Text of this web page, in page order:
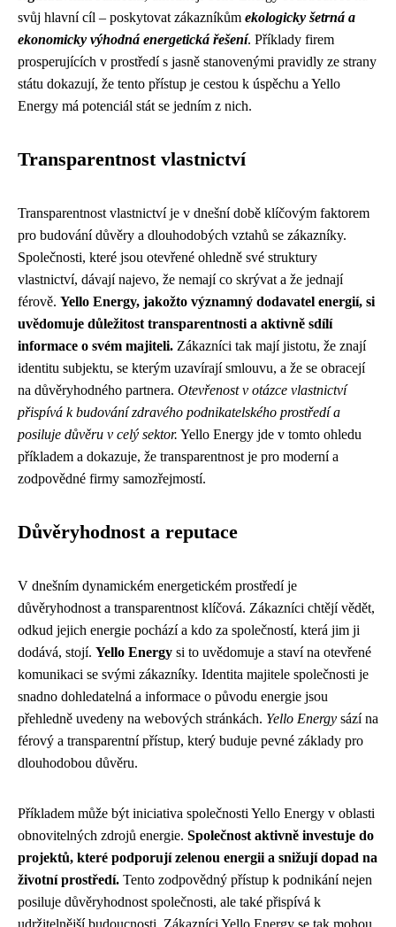
svůj hlavní cíl – poskytovat zákazníkům ekologicky šetrná a
ekonomicky výhodná energetická řešení. Příklady firem
prosperujících v prostředí s jasně stanovenými pravidly ze strany
státu dokazují, že tento přístup je cestou k úspěchu a Yello
Energy má potenciál stát se jedním z nich.
Transparentnost vlastnictví
Transparentnost vlastnictví je v dnešní době klíčovým faktorem
pro budování důvěry a dlouhodobých vztahů se zákazníky.
Společnosti, které jsou otevřené ohledně své struktury
vlastnictví, dávají najevo, že nemají co skrývat a že jednají
férově. Yello Energy, jakožto významný dodavatel energií, si
uvědomuje důležitost transparentnosti a aktivně sdílí
informace o svém majiteli. Zákazníci tak mají jistotu, že znají
identitu subjektu, se kterým uzavírají smlouvu, a že se obracejí
na důvěryhodného partnera. Otevřenost v otázce vlastnictví
přispívá k budování zdravého podnikatelského prostředí a
posiluje důvěru v celý sektor. Yello Energy jde v tomto ohledu
příkladem a dokazuje, že transparentnost je pro moderní a
zodpovědné firmy samozřejmostí.
Důvěryhodnost a reputace
V dnešním dynamickém energetickém prostředí je
důvěryhodnost a transparentnost klíčová. Zákazníci chtějí vědět,
odkud jejich energie pochází a kdo za společností, která jim ji
dodává, stojí. Yello Energy si to uvědomuje a staví na otevřené
komunikaci se svými zákazníky. Identita majitele společnosti je
snadno dohledatelná a informace o původu energie jsou
přehledně uvedeny na webových stránkách. Yello Energy sází na
férový a transparentní přístup, který buduje pevné základy pro
dlouhodobou důvěru.
Příkladem může být iniciativa společnosti Yello Energy v oblasti
obnovitelných zdrojů energie. Společnost aktivně investuje do
projektů, které podporují zelenou energii a snižují dopad na
životní prostředí. Tento zodpovědný přístup k podnikání nejen
posiluje důvěryhodnost společnosti, ale také přispívá k
udržitelnější budoucnosti. Zákazníci Yello Energy se tak mohou